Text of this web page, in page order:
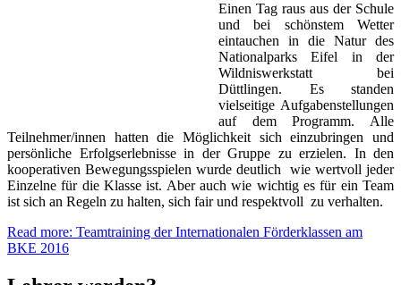
Einen Tag raus aus der Schule
und bei schönstem Wetter
eintauchen in die Natur des
Nationalparks Eifel in der
Wildniswerkstatt bei
Düttlingen. Es standen
vielseitige Aufgabenstellungen
auf dem Programm. Alle
Teilnehmer/innen hatten die Möglichkeit sich einzubringen und
persönliche Erfolgserlebnisse in der Gruppe zu erzielen. In den
kooperativen Bewegungsspielen wurde deutlich wie wertvoll jeder
Einzelne für die Klasse ist. Aber auch wie wichtig es für ein Team
ist sich an Regeln zu halten, sich fair und respektvoll zu verhalten.
Read more: Teamtraining der Internationalen Förderklassen am
BKE 2016